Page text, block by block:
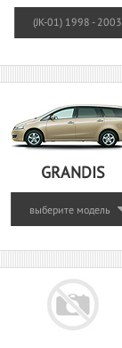
(JK-01) 1998 - 2003
GRANDIS
выберите модель